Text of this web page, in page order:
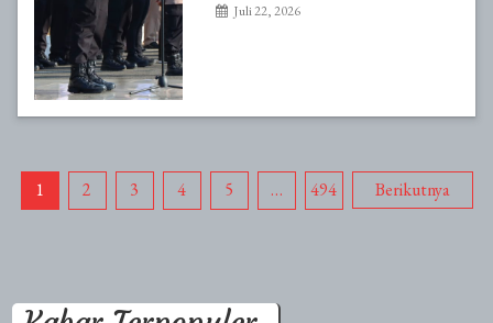
Juli 22, 2026
Paginasi
1 2 3 4 5 … 494 Berikutnya